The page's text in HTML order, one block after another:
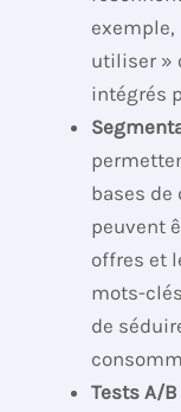
exemple,
utiliser »
intégrés
bases de
peuvent
offres et
mots-
de
Tests A/